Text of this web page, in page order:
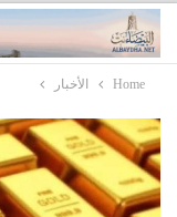
Home الأخبار